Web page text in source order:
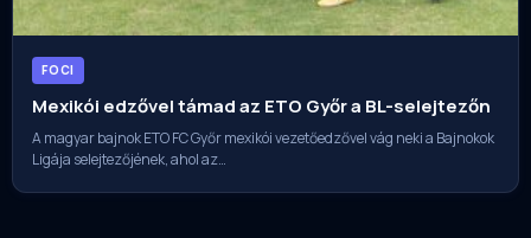
FOCI
Mexikói edzővel támad az ETO Győr a BL-selejtezőn
A magyar bajnok ETO FC Győr mexikói vezetőedzővel vág neki a Bajnokok
Ligája selejtezőjének, ahol az…